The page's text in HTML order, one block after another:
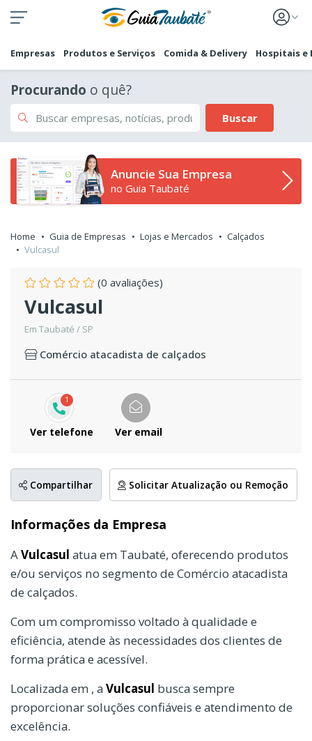
Empresas Produtos e Serviços Comida & Delivery Hospitais e
Procurando o quê?
Buscar
Anuncie Sua Empresa
no Guia Taubaté
Home Guia de Empresas Lojas e Mercados
Calçados
Vulcasul
(0 avaliações)
Vulcasul
Em Taubaté / SP
Comércio atacadista de calçados
1
Ver telefone Ver email
Compartilhar Solicitar Atualização ou Remoção
Informações da Empresa
A Vulcasul atua em Taubaté, oferecendo produtos
e/ou serviços no segmento de Comércio atacadista
de calçados.
Com um compromisso voltado à qualidade e
eficiência, atende às necessidades dos clientes de
forma prática e acessível.
Localizada em , a Vulcasul busca sempre
proporcionar soluções confiáveis e atendimento de
excelência.